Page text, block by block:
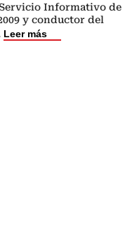
Informativo de
y conductor del
Leer más